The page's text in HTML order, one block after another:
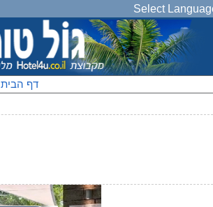
Select
דף הבית